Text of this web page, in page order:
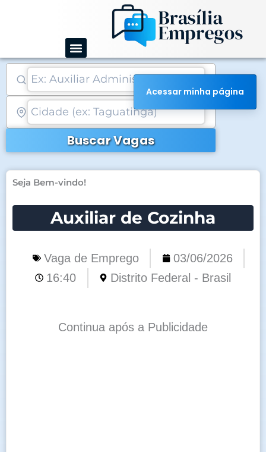
conteúdo
Buscar Vagas
Seja Bem-vindo!
Auxiliar de Cozinha
Vaga de Emprego
03/06/2026
16:40
Distrito Federal - Brasil
Continua após a Publicidade
Acessar minha página